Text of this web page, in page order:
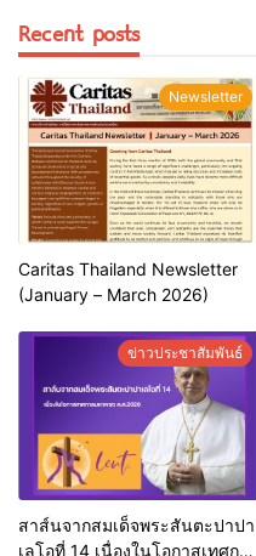
Recent posts
Newsletter
Caritas Thailand Newsletter
(January – March 2026)
ข่าวประชาสัมพันธ์
สาส์นจากสมเด็จพระสันตะปาปา
เลโอที่ 14 เนื่องในโอกาสเทศกาล